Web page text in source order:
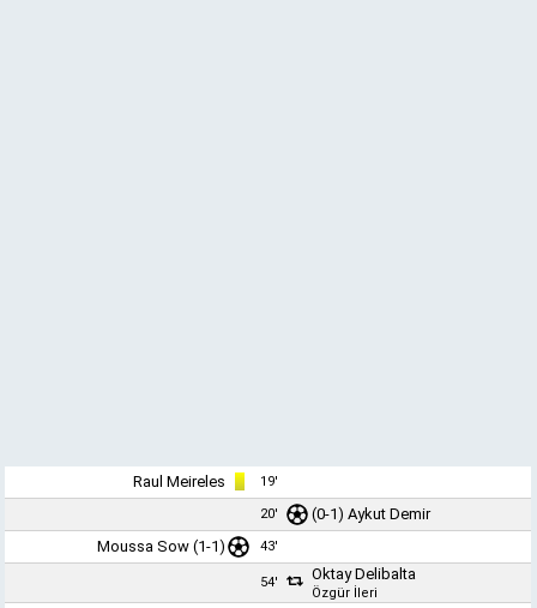
Raul Meireles 19'
20' (0-1)Aykut Demir
Moussa Sow (1-1) 43'
54' Oktay Delibalta
Özgür İleri